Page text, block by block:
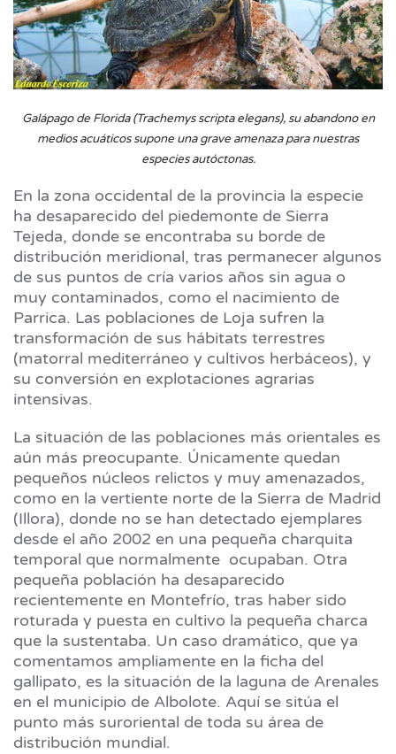
Galápago de Florida (Trachemys scripta elegans), su abandono en
medios acuáticos supone una grave amenaza para nuestras
especies autóctonas.
En la zona occidental de la provincia la especie
ha desaparecido del piedemonte de Sierra
Tejeda, donde se encontraba su borde de
distribución meridional, tras permanecer algunos
de sus puntos de cría varios años sin agua o
muy contaminados, como el nacimiento de
Parrica. Las poblaciones de Loja sufren la
transformación de sus hábitats terrestres
(matorral mediterráneo y cultivos herbáceos), y
su conversión en explotaciones agrarias
intensivas.
La situación de las poblaciones más orientales es
aún más preocupante. Únicamente quedan
pequeños núcleos relictos y muy amenazados,
como en la vertiente norte de la Sierra de Madrid
(Illora), donde no se han detectado ejemplares
desde el año 2002 en una pequeña charquita
temporal que normalmente ocupaban. Otra
pequeña población ha desaparecido
recientemente en Montefrío, tras haber sido
roturada y puesta en cultivo la pequeña charca
que la sustentaba. Un caso dramático, que ya
comentamos ampliamente en la ficha del
gallipato, es la situación de la laguna de Arenales
en el municipio de Albolote. Aquí se sitúa el
punto más suroriental de toda su área de
distribución mundial.